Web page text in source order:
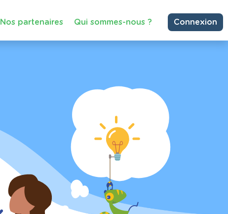
Nos partenaires Qui sommes-nous ? Connexion